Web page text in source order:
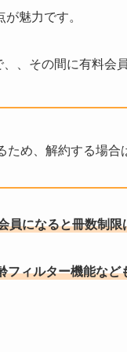
魅力です。
、その間に有料会
め、解約する場合
員になると冊数制限
フィルター機能など